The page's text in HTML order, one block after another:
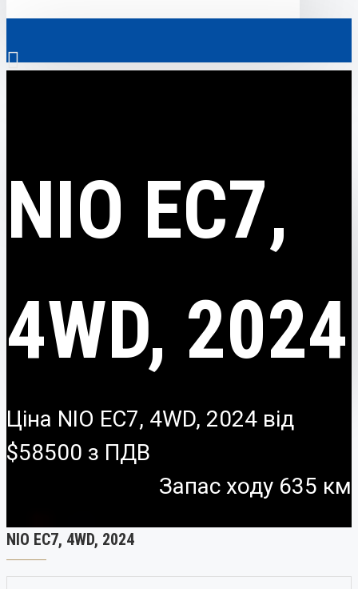
Электромобили
Авто с пробегом
Аксессуары
0
Ваш кошик порожній!
NIO EC7,
4WD, 2024
Ціна NIO EC7, 4WD, 2024 від
$58500
Запас ходу 635 км
NIO EC7, 4WD, 2024